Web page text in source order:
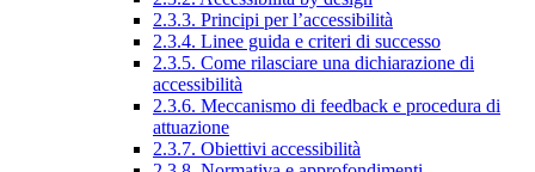
2.3.3. Principi per l’accessibilità
2.3.4. Linee guida e criteri di successo
2.3.5. Come rilasciare una dichiarazione di
accessibilità
2.3.6. Meccanismo di feedback e procedura di
attuazione
2.3.7. Obiettivi accessibilità